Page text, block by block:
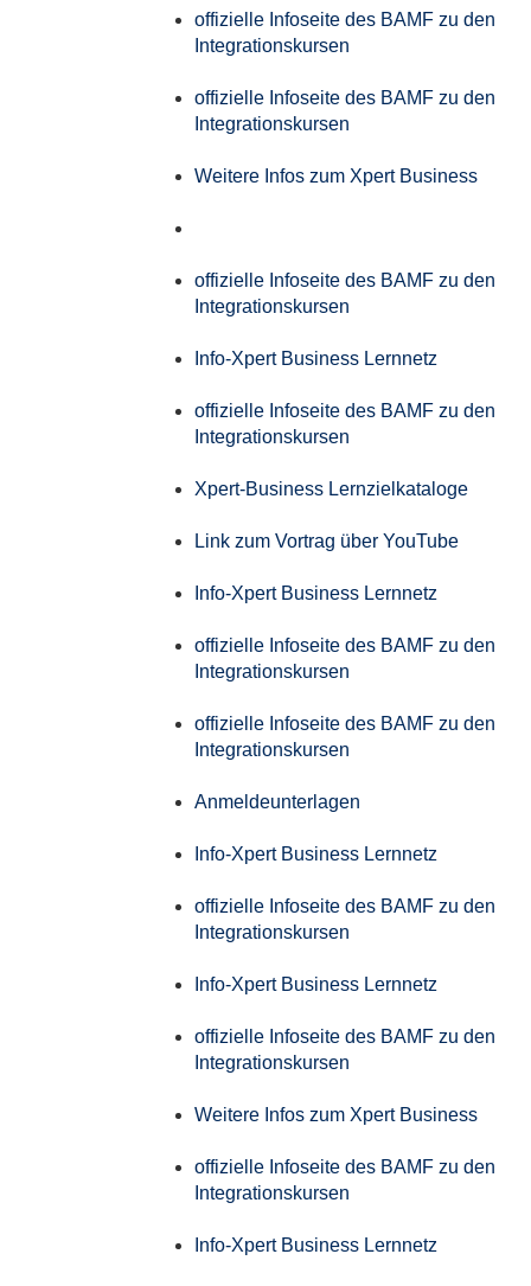
offizielle Infoseite des BAMF zu den
Integrationskursen
offizielle Infoseite des BAMF zu den
Integrationskursen
Weitere Infos zum Xpert Business
offizielle Infoseite des BAMF zu den
Integrationskursen
Info-Xpert Business Lernnetz
offizielle Infoseite des BAMF zu den
Integrationskursen
Xpert-Business Lernzielkataloge
Link zum Vortrag über YouTube
Info-Xpert Business Lernnetz
offizielle Infoseite des BAMF zu den
Integrationskursen
offizielle Infoseite des BAMF zu den
Integrationskursen
Anmeldeunterlagen
Info-Xpert Business Lernnetz
offizielle Infoseite des BAMF zu den
Integrationskursen
Info-Xpert Business Lernnetz
offizielle Infoseite des BAMF zu den
Integrationskursen
Weitere Infos zum Xpert Business
offizielle Infoseite des BAMF zu den
Integrationskursen
Info-Xpert Business Lernnetz